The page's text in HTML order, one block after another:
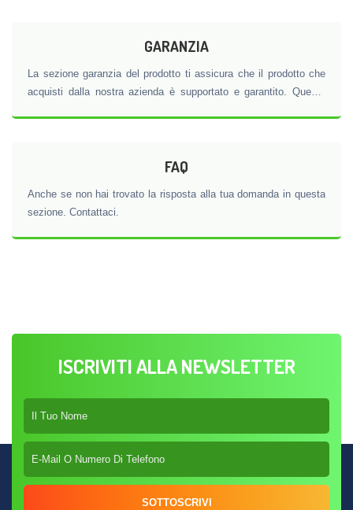
GARANZIA
La sezione garanzia del prodotto ti assicura che il prodotto che
acquisti dalla nostra azienda è supportato e garantito. Questa
FAQ
Anche se non hai trovato la risposta alla tua domanda in questa
sezione. Contattaci.
ISCRIVITI ALLA NEWSLETTER
SOTTOSCRIVI